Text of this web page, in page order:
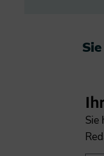
Sie